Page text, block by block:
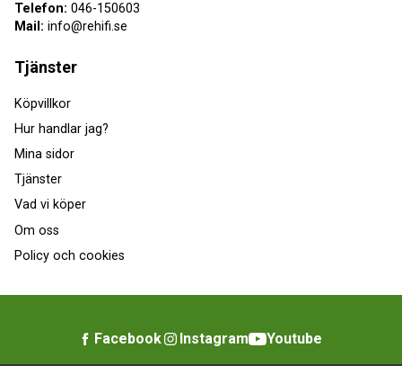
Telefon: 046-150603
Mail: info@rehifi.se
Tjänster
Köpvillkor
Hur handlar jag?
Mina sidor
Tjänster
Vad vi köper
Om oss
Policy och cookies
Facebook Instagram Youtube